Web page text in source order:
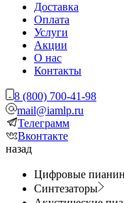
Доставка
Оплата
Услуги
Акции
О нас
Контакты
8 (800) 700-41-98
mail@iamlp.ru
Телеграмм
Вконтакте
назад
Цифровые
Синтезаторы